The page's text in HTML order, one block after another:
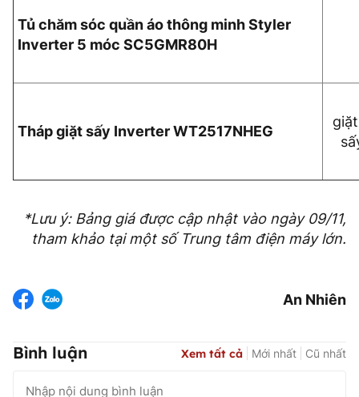
Tủ chăm sóc quần áo thông minh Styler
Inverter 5 móc SC5GMR80H
Tháp giặt sấy Inverter WT2517NHEG
*Lưu ý: Bảng giá được cập nhật vào ngày 09/11,
tham khảo tại một số Trung tâm điện máy lớn.
An Nhiên
Bình luận Xem tất cả Mới nhất Cũ nhất